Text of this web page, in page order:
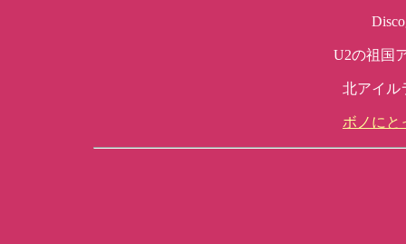
U2の祖国
北アイル
ボノにと